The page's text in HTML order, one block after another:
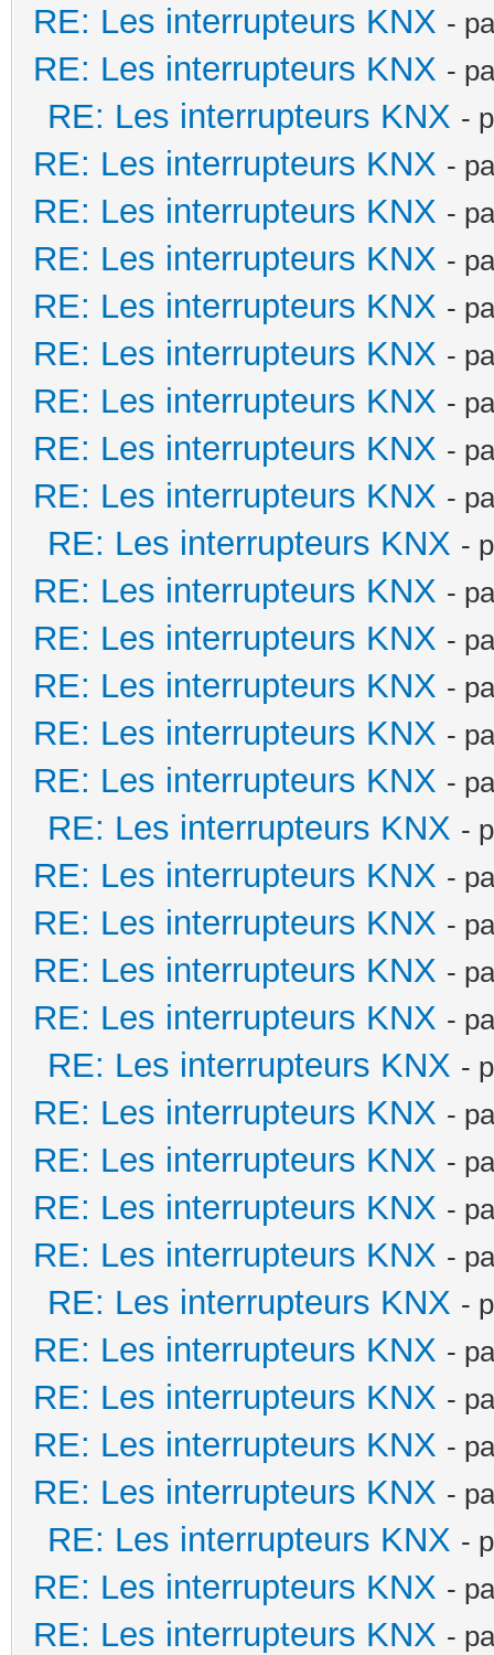
RE: Les interrupteurs KNX -
RE: Les interrupteurs KNX -
RE: Les interrupteurs KNX -
RE: Les interrupteurs KNX -
RE: Les interrupteurs KNX -
RE: Les interrupteurs KNX -
RE: Les interrupteurs KNX -
RE: Les interrupteurs KNX -
RE: Les interrupteurs KNX -
RE: Les interrupteurs KNX -
RE: Les interrupteurs KNX -
RE: Les interrupteurs KNX -
RE: Les interrupteurs KNX -
RE: Les interrupteurs KNX -
RE: Les interrupteurs KNX -
RE: Les interrupteurs KNX -
RE: Les interrupteurs KNX -
RE: Les interrupteurs KNX -
RE: Les interrupteurs KNX -
RE: Les interrupteurs KNX -
RE: Les interrupteurs KNX -
RE: Les interrupteurs KNX -
RE: Les interrupteurs KNX -
RE: Les interrupteurs KNX -
RE: Les interrupteurs KNX -
RE: Les interrupteurs KNX -
RE: Les interrupteurs KNX -
RE: Les interrupteurs KNX -
RE: Les interrupteurs KNX -
RE: Les interrupteurs KNX -
RE: Les interrupteurs KNX -
RE: Les interrupteurs KNX -
RE: Les interrupteurs KNX -
RE: Les interrupteurs KNX -
RE: Les interrupteurs KNX -